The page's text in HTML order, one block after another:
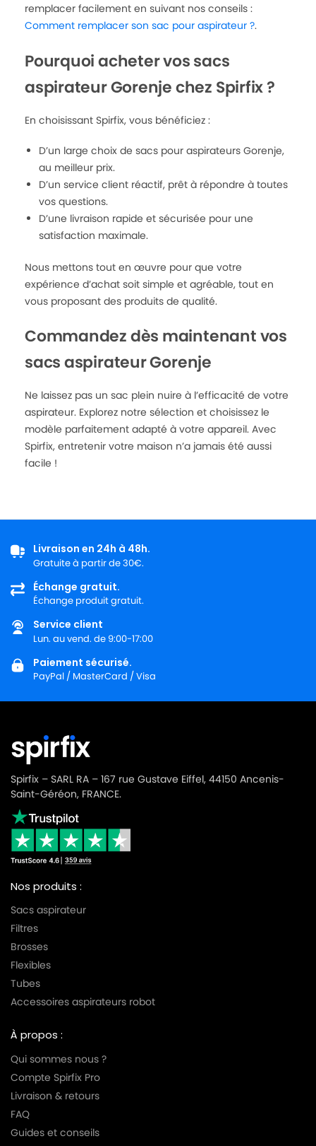
remplacer facilement en suivant nos conseils :
Comment remplacer son sac pour aspirateur ?.
Pourquoi acheter vos sacs
aspirateur Gorenje chez Spirfix ?
En choisissant Spirfix, vous bénéficiez :
D’un large choix de sacs pour aspirateurs Gorenje,
au meilleur prix.
D’un service client réactif, prêt à répondre à toutes
vos questions.
D’une livraison rapide et sécurisée pour une
satisfaction maximale.
Nous mettons tout en œuvre pour que votre
expérience d’achat soit simple et agréable, tout en
vous proposant des produits de qualité.
Commandez dès maintenant vos
sacs aspirateur Gorenje
Ne laissez pas un sac plein nuire à l’efficacité de votre
aspirateur. Explorez notre sélection et choisissez le
modèle parfaitement adapté à votre appareil. Avec
Spirfix, entretenir votre maison n’a jamais été aussi
facile !
Livraison en 24h à 48h.
Gratuite à partir de 30€.
Échange gratuit.
Échange produit gratuit.
Service client
Lun. au vend. de 9:00-17:00
Paiement sécurisé.
PayPal / MasterCard / Visa
Spirfix – SARL RA – 167 rue Gustave Eiffel, 44150 Ancenis-
Saint-Géréon, FRANCE.
Nos produits :
Sacs aspirateur
Filtres
Brosses
Flexibles
Tubes
Accessoires aspirateurs robot
À propos :
Qui sommes nous ?
Compte Spirfix Pro
Livraison & retours
FAQ
Guides et conseils